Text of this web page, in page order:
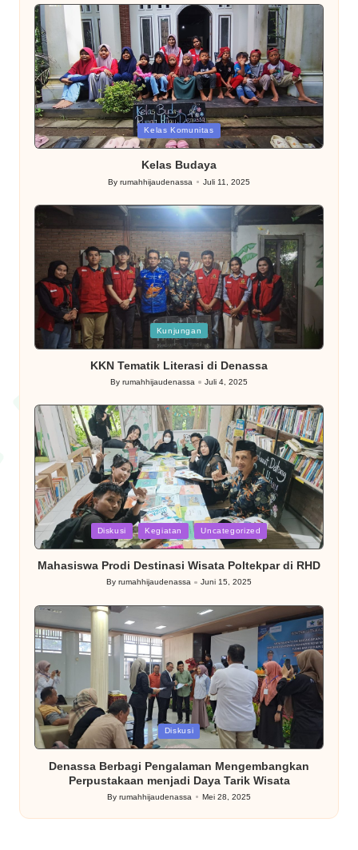
Posted
in
Kelas Komunitas
Kelas Budaya
Posted
Byrumahhijaudenassa Juli 11, 2025
Posted
in
Kunjungan
KKN Tematik Literasi di Denassa
Posted
By rumahhijaudenassa Juli 4, 2025
Posted
in
Diskusi Kegiatan Uncategorized
Mahasiswa Prodi Destinasi Wisata Poltekpar di RHD
Posted
By rumahhijaudenassa Juni 15, 2025
Posted
in
Diskusi
Denassa Berbagi Pengalaman Mengembangkan
Perpustakaan menjadi Daya Tarik Wisata
Posted
by
Byrumahhijaudenassa Mei 28, 2025